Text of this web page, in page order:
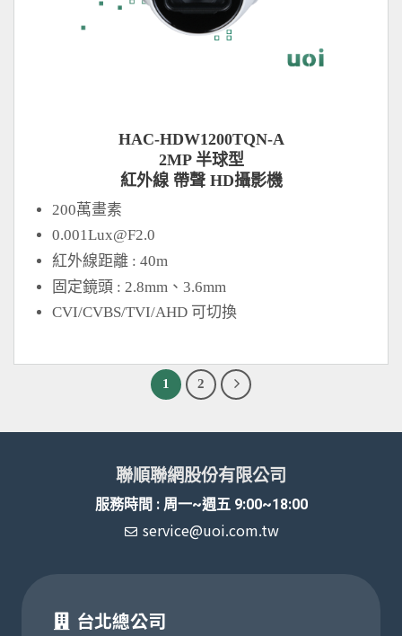
HAC-HDW1200TQN-A
2MP 半球型
紅外線 帶聲 HD攝影機
200萬畫素
0.001Lux@F2.0
紅外線距離 : 40m
固定鏡頭 : 2.8mm、3.6mm
CVI/CVBS/TVI/AHD 可切換
1 2
聯順聯網股份有限公司
服務時間 : 周一~週五 9:00~18:00
service@uoi.com.tw
台北總公司